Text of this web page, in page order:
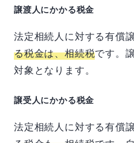
譲渡人にかかる税金
法定相続人に対する有償
る税金は、相続税です。
対象となります。
譲受人にかかる税金
法定相続人に対する有償